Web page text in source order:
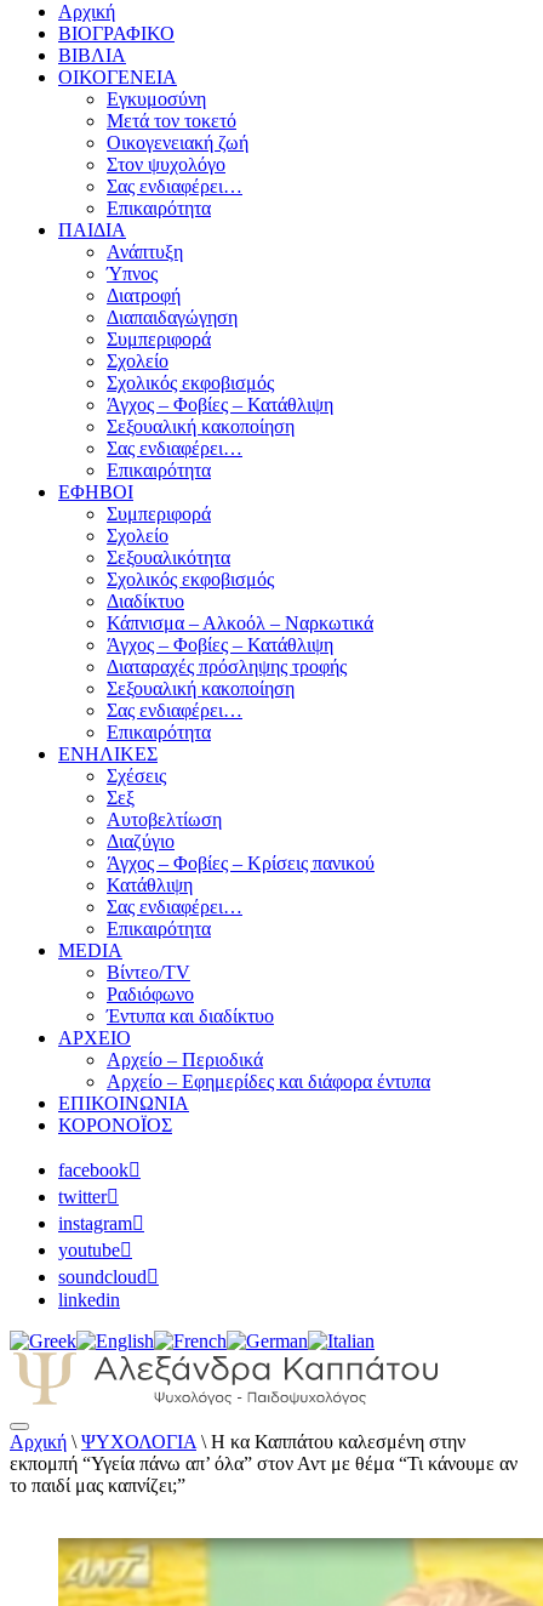
Αρχική
ΒΙΟΓΡΑΦΙΚΟ
ΒΙΒΛΙΑ
ΟΙΚΟΓΕΝΕΙΑ
Εγκυμοσύνη
Μετά τον τοκετό
Οικογενειακή ζωή
Στον ψυχολόγο
Σας ενδιαφέρει…
Επικαιρότητα
ΠΑΙΔΙΑ
Ανάπτυξη
Ύπνος
Διατροφή
Διαπαιδαγώγηση
Συμπεριφορά
Σχολείο
Σχολικός εκφοβισμός
Άγχος – Φοβίες – Κατάθλιψη
Σεξουαλική κακοποίηση
Σας ενδιαφέρει…
Επικαιρότητα
ΕΦΗΒΟΙ
Συμπεριφορά
Σχολείο
Σεξουαλικότητα
Σχολικός εκφοβισμός
Διαδίκτυο
Κάπνισμα – Αλκοόλ – Ναρκωτικά
Άγχος – Φοβίες – Κατάθλιψη
Διαταραχές πρόσληψης τροφής
Σεξουαλική κακοποίηση
Σας ενδιαφέρει…
Επικαιρότητα
ΕΝΗΛΙΚΕΣ
Σχέσεις
Σεξ
Αυτοβελτίωση
Διαζύγιο
Άγχος – Φοβίες – Κρίσεις πανικού
Κατάθλιψη
Σας ενδιαφέρει…
Επικαιρότητα
MEDIA
Βίντεο/TV
Ραδιόφωνο
Έντυπα και διαδίκτυο
ΑΡΧΕΙΟ
Αρχείο – Περιοδικά
Αρχείο – Εφημερίδες και διάφορα έντυπα
ΕΠΙΚΟΙΝΩΝΙΑ
ΚΟΡΟΝΟΪΟΣ
facebook
twitter
instagram
youtube
soundcloud
linkedin
Αλεξάνδρα Καππάτου Ψυχολόγος –
Παιδοψυχολόγος
Αρχική \ ΨΥΧΟΛΟΓΙΑ \ Η κα Καππάτου καλεσμένη στην
εκπομπή “Υγεία πάνω απ’ όλα” στον Αντ με θέμα “Τι κάνουμε αν
το παιδί μας καπνίζει;”